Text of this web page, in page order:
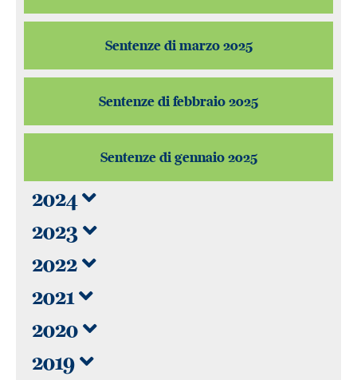
Sentenze di marzo 2025
Sentenze di febbraio 2025
Sentenze di gennaio 2025
2024
2023
2022
2021
2020
2019